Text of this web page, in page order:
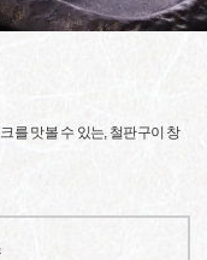
를 맛볼 수 있는, 철판구이 창